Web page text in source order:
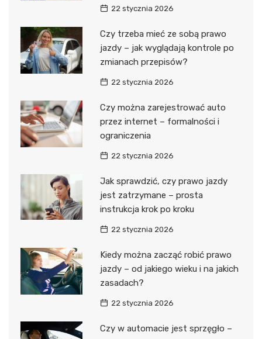
22 stycznia 2026
Czy trzeba mieć ze sobą prawo
jazdy – jak wyglądają kontrole po
zmianach przepisów?
22 stycznia 2026
Czy można zarejestrować auto
przez internet – formalności i
ograniczenia
22 stycznia 2026
Jak sprawdzić, czy prawo jazdy
jest zatrzymane – prosta
instrukcja krok po kroku
22 stycznia 2026
Kiedy można zacząć robić prawo
jazdy – od jakiego wieku i na jakich
zasadach?
22 stycznia 2026
Czy w automacie jest sprzęgło –